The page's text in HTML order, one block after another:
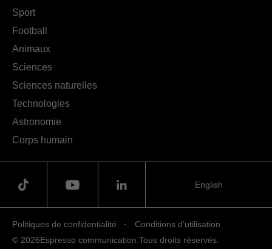
Sport
Football
Animaux
Sciences
Sciences naturelles
Technologies
Astronomie
Corps humain
Politiques de confidentialité
Conditions d’utilisation
© 2026Espresso communication. Tous droits réservés.
English